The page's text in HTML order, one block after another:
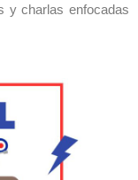
y charlas enfocadas